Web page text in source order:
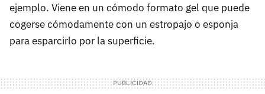
ejemplo. Viene en un cómodo formato gel que puede
cogerse cómodamente con un estropajo o esponja
para esparcirlo por la superficie.